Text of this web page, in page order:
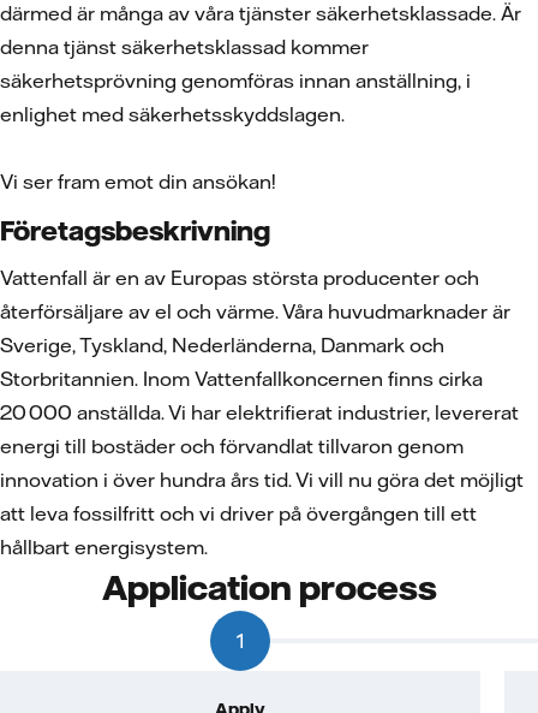
därmed är många av våra tjänster säkerhetsklassade. Är
denna tjänst säkerhetsklassad kommer
säkerhetsprövning genomföras innan anställning, i
enlighet med säkerhetsskyddslagen.
Vi ser fram emot din ansökan!
Företagsbeskrivning
Vattenfall är en av Europas största producenter och
återförsäljare av el och värme. Våra huvudmarknader är
Sverige, Tyskland, Nederländerna, Danmark och
Storbritannien. Inom Vattenfallkoncernen finns cirka
20 000 anställda. Vi har elektrifierat industrier, levererat
energi till bostäder och förvandlat tillvaron genom
innovation i över hundra års tid. Vi vill nu göra det möjligt
att leva fossilfritt och vi driver på övergången till ett
hållbart energisystem.
Application process
1